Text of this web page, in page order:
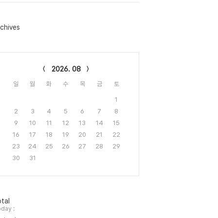
2026. 08
일 월 화 수 목 금 토
1
2
3 4 5 6 7
8
9
10 11 12 13 14
15
16
17 18 19 20 21
22
23
24 25 26 27 28
29
30
31
: